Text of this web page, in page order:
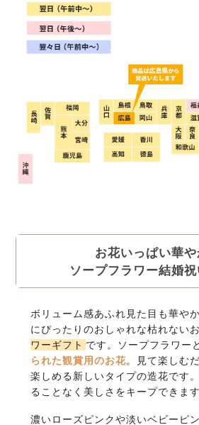
お花いっぱい華
ソープフラワー結婚祝
ボリューム感あふれ見た目も華や
にぴったりのおしゃれな枯れないお
ワーギフト です。ソープフラワー
られた観賞用のお花。見て楽しむ
楽しめる新しいタイプの造花です
ることなく美しさをキープできます
濃いローズピンクや淡いベビーピ